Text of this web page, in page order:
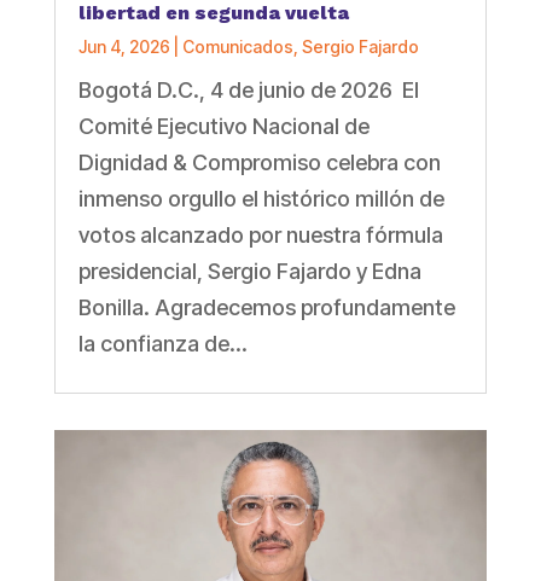
libertad en segunda vuelta
Jun 4, 2026 Comunicados Sergio Fajardo
Bogotá D.C., 4 de junio de 2026 El
Comité Ejecutivo Nacional de
Dignidad & Compromiso celebra con
inmenso orgullo el histórico millón de
votos alcanzado por nuestra fórmula
presidencial, Sergio Fajardo y Edna
Bonilla. Agradecemos profundamente
la confianza de...